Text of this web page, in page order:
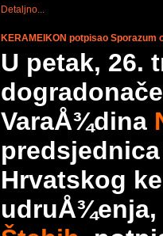
Detaljno...
KERAMEIKON potpisao
U petak, 26.
VaraÅ¾dina
predsjednica
Hrvatskog
udruÅ¾enja,